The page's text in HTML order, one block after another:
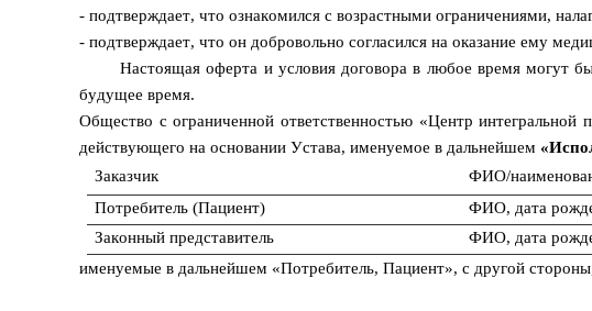
- подтверждает, что ознакомился с возрастными ограничениями,
- подтверждает, что он добровольно согласился на оказание ему
Настоящая оферта и условия договора в любое время могут
будущее время.
Общество с ограниченной ответственностью «Центр
действующего на основании Устава, именуемое в дальнейшем
Заказчик
ФИО/
Потребитель (Пациент)
ФИО, дата
Законный представитель
ФИО, дата
именуемые в дальнейшем «Потребитель, Пациент», с другой